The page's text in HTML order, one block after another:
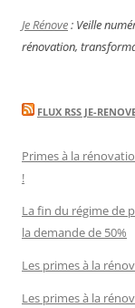
Je Rénove: Veille
rénovation,
FLUX RSS JE-
Primes à la
!
La fin du régime de
la demande de 50%
Les primes à la
Les primes à la